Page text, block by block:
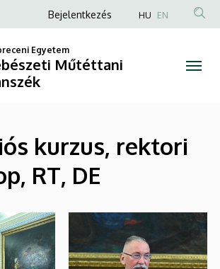
Anonim
fiók
menüje
Bejelentkezés HU EN
Egyetem
Műtéttani
kurzus, rektori
RT, DE